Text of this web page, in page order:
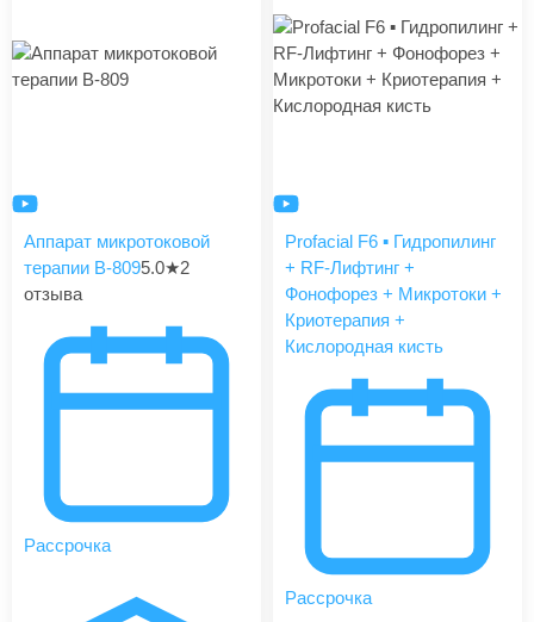
Аппарат микротоковой
терапии B-8095.0★2
отзыва
Рассрочка
Profacial F6 ▪️ Гидропилинг
+ RF-Лифтинг +
Фонофорез + Микротоки +
Криотерапия +
Кислородная кисть
Рассрочка